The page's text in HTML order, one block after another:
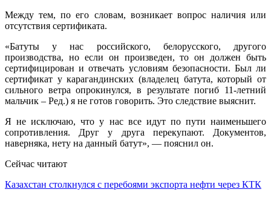
Между тем, по его словам, возникает вопрос наличия или
отсутствия сертификата.
«Батуты у нас российского, белорусского, другого
производства, но если он произведен, то он должен быть
сертифицирован и отвечать условиям безопасности. Был ли
сертификат у карагандинских (владелец батута, который от
сильного ветра опрокинулся, в результате погиб 11-летний
мальчик – Ред.) я не готов говорить. Это следствие выяснит.
Я не исключаю, что у нас все идут по пути наименьшего
сопротивления. Друг у друга перекупают. Документов,
наверняка, нету на данный батут», — пояснил он.
Сейчас читают
Казахстан столкнулся с перебоями экспорта нефти через КТК